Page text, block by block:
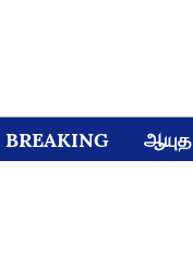
BREAKING ஆயுத